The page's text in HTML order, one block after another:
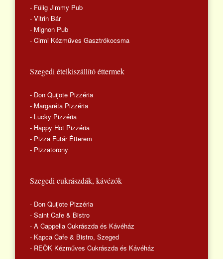
- Fülig Jimmy Pub
- Vitrin Bár
- Mignon Pub
- Cirmi Kézműves Gasztrókocsma
Szegedi ételkiszállító éttermek
- Don Quijote Pizzéria
- Margaréta Pizzéria
- Lucky Pizzéria
- Happy Hot Pizzéria
- Pizza Futár Étterem
- Pizzatorony
Szegedi cukrászdák, kávézók
- Don Quijote Pizzéria
- Saint Cafe & Bistro
- A Cappella Cukrászda és Kávéház
- Kapca Cafe & Bistro, Szeged
- REÖK Kézműves Cukrászda és Kávéház